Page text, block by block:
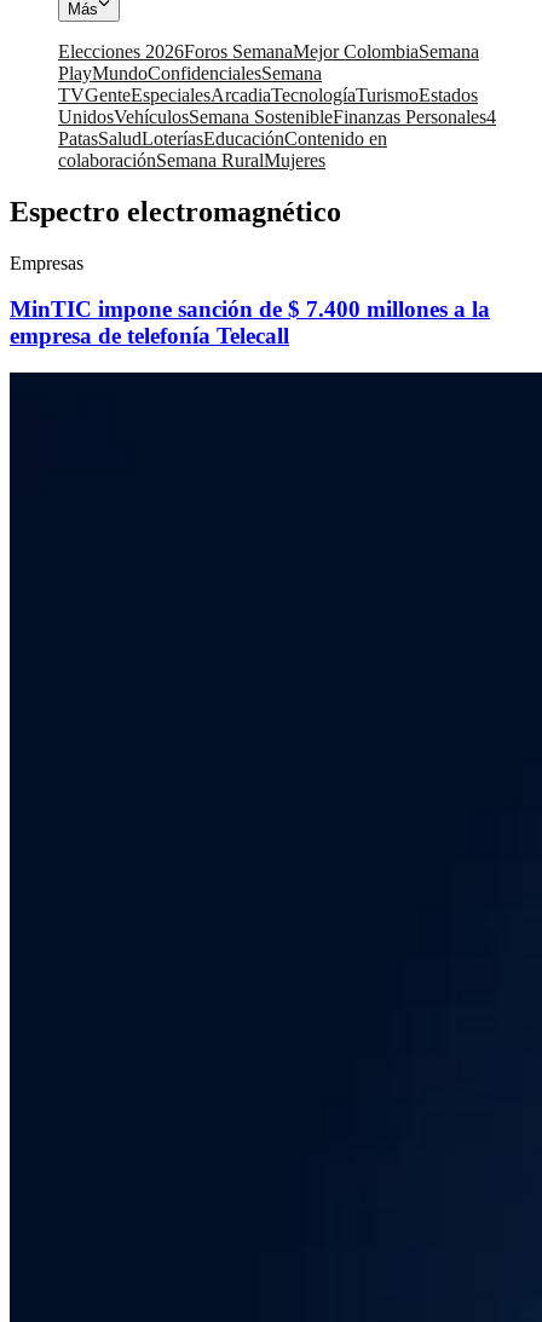
Más
Elecciones 2026Foros SemanaMejor ColombiaSemana
PlayMundoConfidencialesSemana
TVGenteEspecialesArcadiaTecnologíaTurismoEstados
UnidosVehículosSemana SostenibleFinanzas Personales4
PatasSaludLoteríasEducaciónContenido en
colaboraciónSemana RuralMujeres
Espectro electromagnético
Empresas
MinTIC impone sanción de $ 7.400 millones a la
empresa de telefonía Telecall